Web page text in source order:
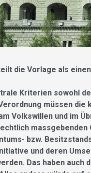
die Vorlage als
Kriterien sowohl
müssen die
Volkswillen und im
massgebenden
bzw.
und deren
Das haben auch